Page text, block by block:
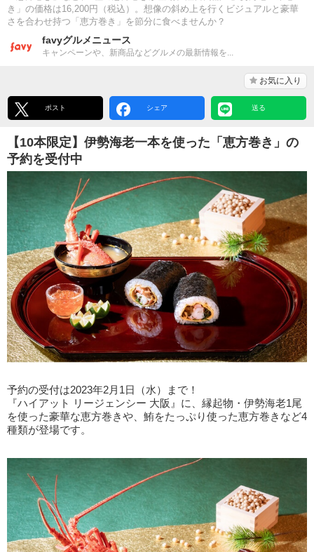
き」の価格は16,200円（税込）。想像の斜め上を行くビジュアルと豪華
さを合わせ持つ「恵方巻き」を節分に食べませんか？
favyグルメニュース
キャンペーンや、新商品などグルメの最新情報を...
お気に入り
ポスト シェア 送る
【10本限定】伊勢海老一本を使った「恵方巻き」の
予約を受付中
予約の受付は2023年2月1日（水）まで！
『ハイアット リージェンシー 大阪』に、縁起物・伊勢海老1尾
を使った豪華な恵方巻きや、鮪をたっぷり使った恵方巻きなど4
種類が登場です。